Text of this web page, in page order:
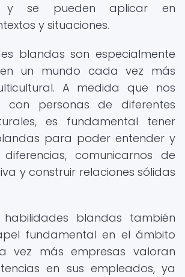
y se pueden aplicar en
y situaciones.
blandas son especialmente
un mundo cada vez más
A medida que nos
con personas de diferentes
es fundamental tener
para poder entender y
comunicarnos de
y construir relaciones sólidas
blandas también
fundamental en el ámbito
vez más empresas valoran
en sus empleados, ya